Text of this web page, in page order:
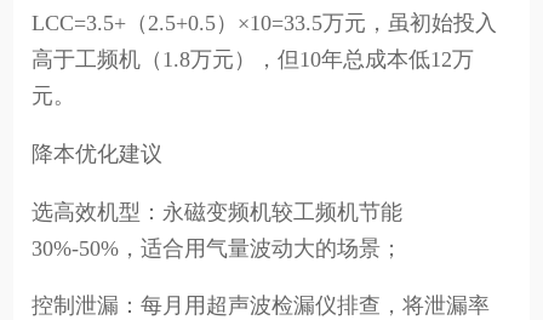
LCC=3.5+（2.5+0.5）×10=33.5万元，虽初始投入
高于工频机（1.8万元），但10年总成本低12万
元。
降本优化建议
选高效机型：永磁变频机较工频机节能
30%-50%，适合用气量波动大的场景；
控制泄漏：每月用超声波检漏仪排查，将泄漏率